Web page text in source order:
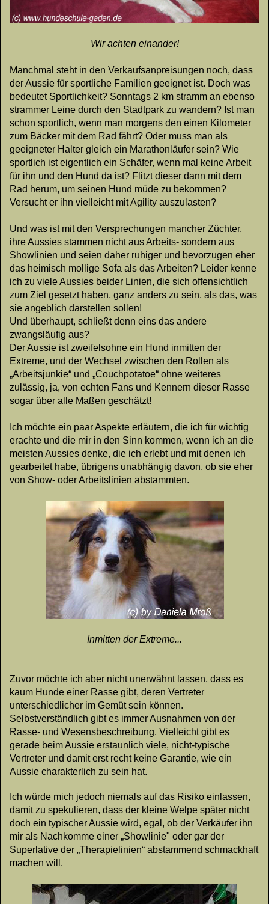
Wir achten einander!
Manchmal steht in den Verkaufsanpreisungen noch, dass
der Aussie für sportliche Familien geeignet ist. Doch was
bedeutet Sportlichkeit? Sonntags 2 km stramm an ebenso
strammer Leine durch den Stadtpark zu wandern? Ist man
schon sportlich, wenn man morgens den einen Kilometer
zum Bäcker mit dem Rad fährt? Oder muss man als
geeigneter Halter gleich ein Marathonläufer sein? Wie
sportlich ist eigentlich ein Schäfer, wenn mal keine Arbeit
für ihn und den Hund da ist? Flitzt dieser dann mit dem
Rad herum, um seinen Hund müde zu bekommen?
Versucht er ihn vielleicht mit Agility auszulasten?
Und was ist mit den Versprechungen mancher Züchter,
ihre Aussies stammen nicht aus Arbeits- sondern aus
Showlinien und seien daher ruhiger und bevorzugen eher
das heimisch mollige Sofa als das Arbeiten? Leider kenne
ich zu viele Aussies beider Linien, die sich offensichtlich
zum Ziel gesetzt haben, ganz anders zu sein, als das, was
sie angeblich darstellen sollen!
Und überhaupt, schließt denn eins das andere
zwangsläufig aus?
Der Aussie ist zweifelsohne ein Hund inmitten der
Extreme, und der Wechsel zwischen den Rollen als
„Arbeitsjunkie“ und „Couchpotatoe“ ohne weiteres
zulässig, ja, von echten Fans und Kennern dieser Rasse
sogar über alle Maßen geschätzt!
Ich möchte ein paar Aspekte erläutern, die ich für wichtig
erachte und die mir in den Sinn kommen, wenn ich an die
meisten Aussies denke, die ich erlebt und mit denen ich
gearbeitet habe, übrigens unabhängig davon, ob sie eher
von Show- oder Arbeitslinien abstammten.
Inmitten der Extreme...
Zuvor möchte ich aber nicht unerwähnt lassen, dass es
kaum Hunde einer Rasse gibt, deren Vertreter
unterschiedlicher im Gemüt sein können.
Selbstverständlich gibt es immer Ausnahmen von der
Rasse- und Wesensbeschreibung. Vielleicht gibt es
gerade beim Aussie erstaunlich viele, nicht-typische
Vertreter und damit erst recht keine Garantie, wie ein
Aussie charakterlich zu sein hat.
Ich würde mich jedoch niemals auf das Risiko einlassen,
damit zu spekulieren, dass der kleine Welpe später nicht
doch ein typischer Aussie wird, egal, ob der Verkäufer ihn
mir als Nachkomme einer „Showlinie" oder gar der
Superlative der „Therapielinien“ abstammend schmackhaft
machen will.